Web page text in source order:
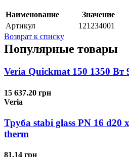
Наименование
Значение
Артикул
121234001
Возврат к списку
Популярные товары
Veria Quickmat 150 1350 Вт
15 637.20 грн
Veria
Труба stabi glass PN 16 d20
therm
81.14 грн